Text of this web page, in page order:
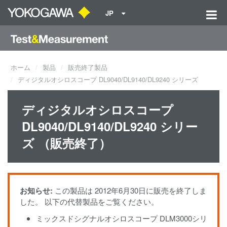
JP
ホーム 製品
販売終了製品
ディジタルオシロスコープ DL9040/DL9140/DL9240 シリーズ
ディジタルオシロスコープ
DL9040/DL9140/DL9240 シリー
ズ （販売終了）
お知らせ: この製品は 2012年6月30日に販売を終了しま
した。 以下の代替製品をご覧ください。
ミックスドシグナルオシロスコープ DLM3000シリ